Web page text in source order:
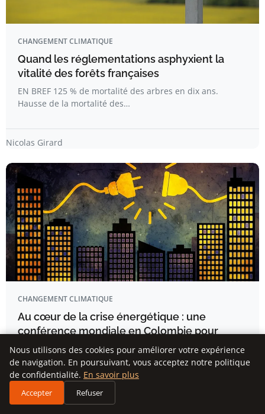
CHANGEMENT CLIMATIQUE
Quand les réglementations asphyxient la
vitalité des forêts françaises
EN BREF 125 % de mortalité des arbres en dix ans.
Hausse de la mortalité des…
Nicolas Girard
CHANGEMENT CLIMATIQUE
Au cœur de la crise énergétique : une
conférence mondiale en Colombie pour
tourner la page des énergies fossiles
EN BREF Conférence mondiale co-présidée par les Pays-
Bas à Santa Marta…
Nous utilisons des cookies pour améliorer votre expérience
de navigation. En poursuivant, vous acceptez notre politique
de confidentialité. En savoir plus
Accepter Refuser